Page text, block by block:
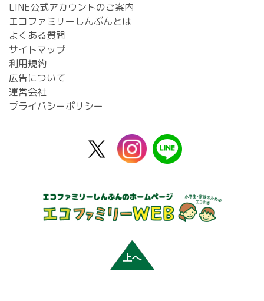
LINE公式アカウントのご案内
エコファミリーしんぶんとは
よくある質問
サイトマップ
利用規約
広告について
運営会社
プライバシーポリシー
instagram
上へ